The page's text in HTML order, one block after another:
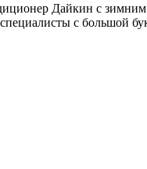
Дайкин с
с большой